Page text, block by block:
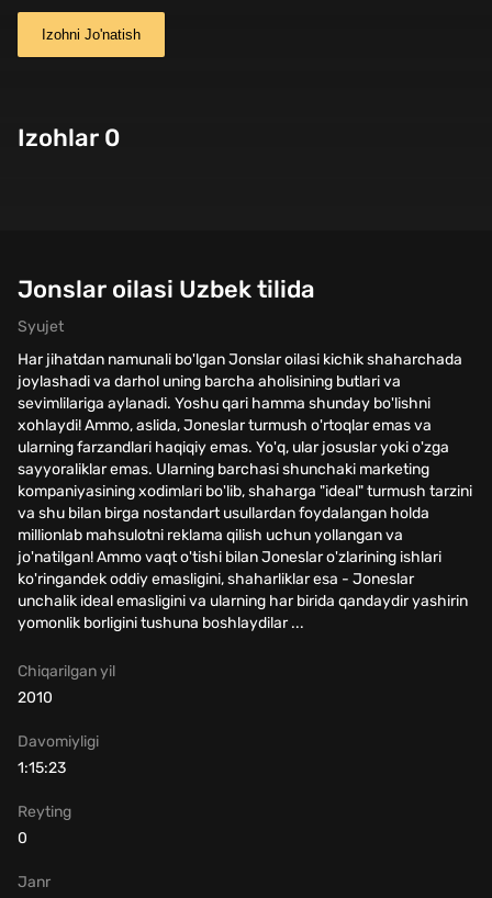
Izohni Jo'natish
Izohlar 0
Jonslar oilasi Uzbek tilida
Syujet
Har jihatdan namunali bo'lgan Jonslar oilasi kichik shaharchada
joylashadi va darhol uning barcha aholisining butlari va
sevimlilariga aylanadi. Yoshu qari hamma shunday bo'lishni
xohlaydi! Ammo, aslida, Joneslar turmush o'rtoqlar emas va
ularning farzandlari haqiqiy emas. Yo'q, ular josuslar yoki o'zga
sayyoraliklar emas. Ularning barchasi shunchaki marketing
kompaniyasining xodimlari bo'lib, shaharga "ideal" turmush tarzini
va shu bilan birga nostandart usullardan foydalangan holda
millionlab mahsulotni reklama qilish uchun yollangan va
jo'natilgan! Ammo vaqt o'tishi bilan Joneslar o'zlarining ishlari
ko'ringandek oddiy emasligini, shaharliklar esa - Joneslar
unchalik ideal emasligini va ularning har birida qandaydir yashirin
yomonlik borligini tushuna boshlaydilar ...
Chiqarilgan yil
2010
Janr
Davomiyligi
1:15:23
Reyting
0